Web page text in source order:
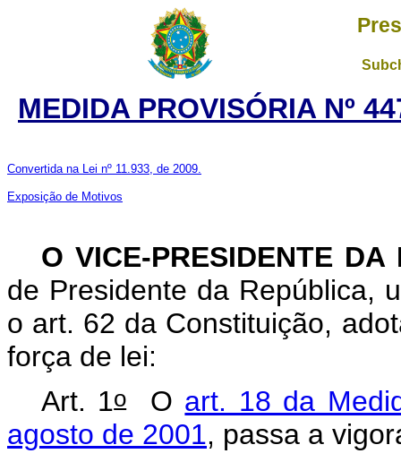
MEDIDA PROVISÓRIA Nº
Convertida na Lei nº 11.933, de 2009.
Exposição de Motivos
O VICE-PRESIDENTE DA
de Presidente da República,
o art. 62 da Constituição,
força de lei:
Art. 1oO art. 18 da
agosto de 2001, passa a